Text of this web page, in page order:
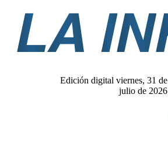
Edición digital viernes, 31 de
julio de 2026